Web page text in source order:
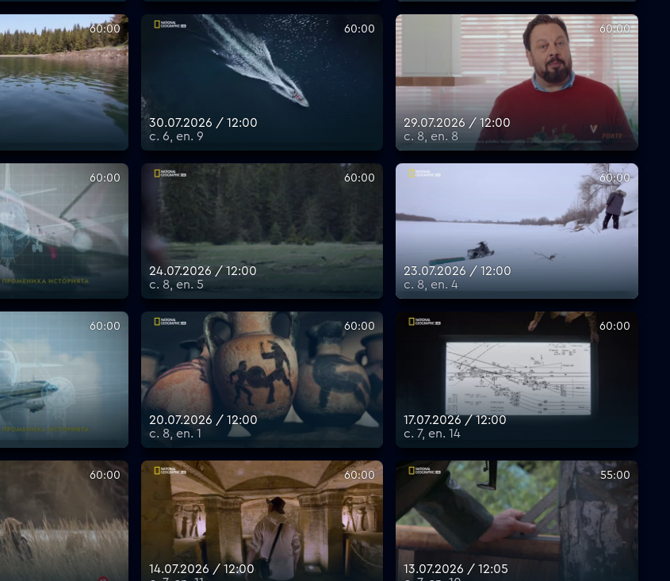
60:00 60:00
30.07.2026 / 12:00
с. 6, еп. 9
60:00
29.07.2026 / 12:00
с. 8, еп. 8
60:00 60:00
24.07.2026 / 12:00
с. 8, еп. 5
60:00
23.07.2026 / 12:00
с. 8, еп. 4
60:00 60:00
20.07.2026 / 12:00
с. 8, еп. 1
60:00
17.07.2026 / 12:00
с. 7, еп. 14
60:00 60:00
14.07.2026 / 12:00
55:00
13.07.2026 / 12:05